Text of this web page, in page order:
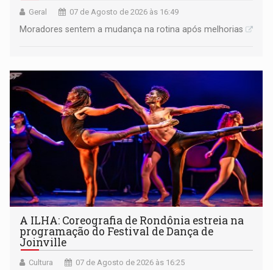
Geral 07 de Agosto de 2026 às 16:49
Moradores sentem a mudança na rotina após melhorias
A ILHA: Coreografia de Rondônia estreia na
programação do Festival de Dança de
Joinville
Cultura 07 de Agosto de 2026 às 16:25